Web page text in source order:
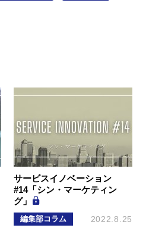
サービスイノベーション
#14「シン・マーケティン
グ」
編集部コラム 2022.8.25